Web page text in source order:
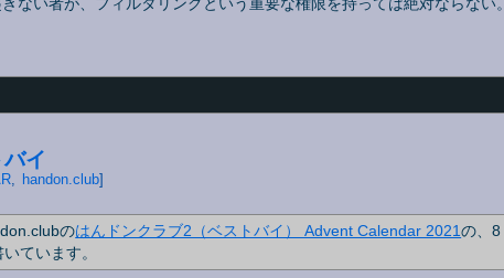
イ
handon.club
のはんドンクラブ2（ベストバイ） Advent Calendar 2021の、8
ています。